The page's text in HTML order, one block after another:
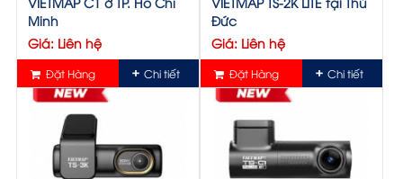
Minh
Giá: Liên hệ
Đặt Hàng Chi tiết
Đức
Giá: Liên hệ
Đặt Hàng Chi tiết